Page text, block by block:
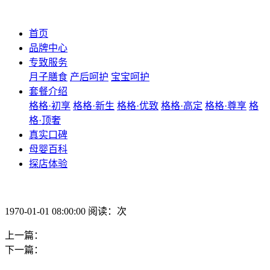
首页
品牌中心
专致服务
月子膳食 产后呵护 宝宝呵护
套餐介绍
格格·初享 格格·新生 格格·优致 格格·高定 格格·尊享 格
格·顶奢
真实口碑
母婴百科
探店体验
1970-01-01 08:00:00 阅读：次
上一篇：
下一篇：